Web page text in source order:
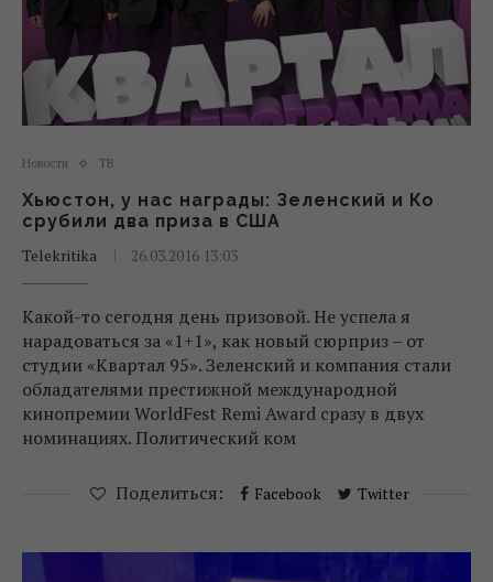
Новости ТВ
Хьюстон, у нас награды: Зеленский и Ко
срубили два приза в США
Telekritika
26.03.2016 13:03
Какой-то сегодня день призовой. Не успела я
нарадоваться за «1+1», как новый сюрприз – от
cтудии «Квартал 95». Зеленский и компания стали
обладателями престижной международной
кинопремии WorldFest Remi Award сразу в двух
номинациях. Политический ком
Поделиться: Facebook Twitter